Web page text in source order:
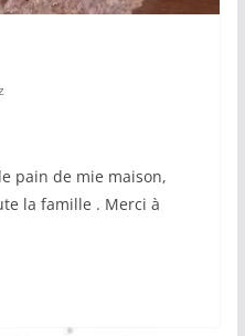
pain de mie maison,
la famille . Merci à